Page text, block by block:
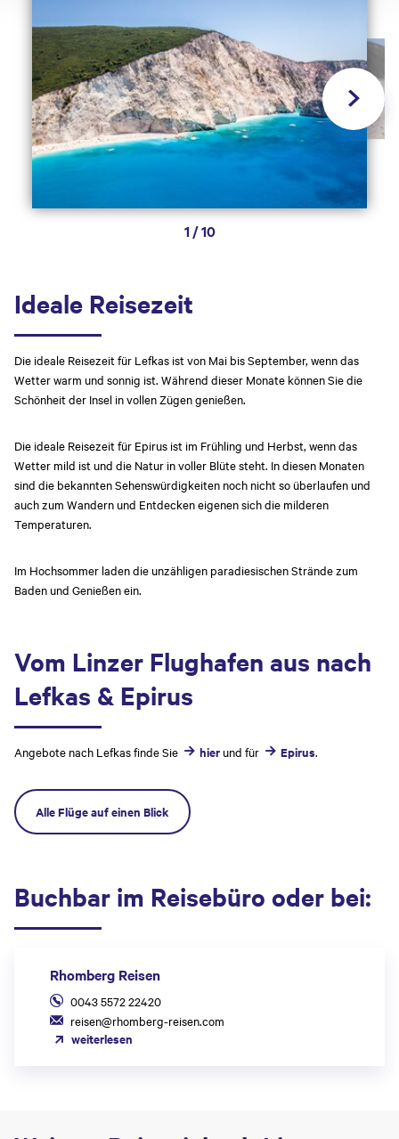
1 /10
Ideale Reisezeit
Die ideale Reisezeit für Lefkas ist von Mai bis September, wenn das
Wetter warm und sonnig ist. Während dieser Monate können Sie die
Schönheit der Insel in vollen Zügen genießen.
Die ideale Reisezeit für Epirus ist im Frühling und Herbst, wenn das
Wetter mild ist und die Natur in voller Blüte steht. In diesen Monaten
sind die bekannten Sehenswürdigkeiten noch nicht so überlaufen und
auch zum Wandern und Entdecken eigenen sich die milderen
Temperaturen.
Im Hochsommer laden die unzähligen paradiesischen Strände zum
Baden und Genießen ein.
Vom Linzer Flughafen aus nach
Lefkas & Epirus
Angebote nach Lefkas finde Sie hier und für Epirus.
Alle Flüge auf einen Blick
Buchbar im Reisebüro oder bei:
Rhomberg Reisen
0043 5572 22420
reisen@rhomberg-reisen.com
weiterlesen